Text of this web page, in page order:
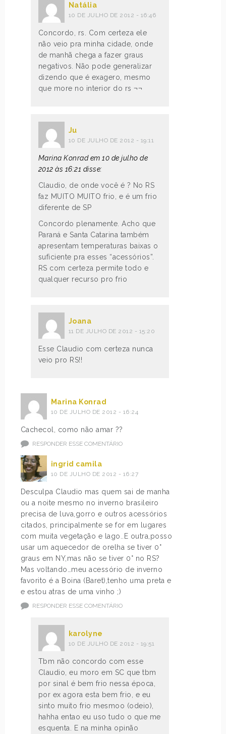
Natália
10 DE JULHO DE 2012 - 16:46
Concordo, rs. Com certeza ele
não veio pra minha cidade, onde
de manhã chega a fazer graus
negativos. Não pode generalizar
dizendo que é exagero, mesmo
que more no interior do rs ¬¬
Ju
10 DE JULHO DE 2012 - 19:11
Marina Konrad em 10 de julho de
2012 às 16:21 disse:
Claudio, de onde você é ? No RS
faz MUITO MUITO frio, e é um frio
diferente de SP
Concordo plenamente. Acho que
Paraná e Santa Catarina também
apresentam temperaturas baixas o
suficiente pra esses “acessórios”.
RS com certeza permite todo e
qualquer recurso pro frio
Joana
11 DE JULHO DE 2012 - 15:20
Esse Claudio com certeza nunca
veio pro RS!!
Marina Konrad
10 DE JULHO DE 2012 - 16:24
Cachecol, como não amar ??
RESPONDER ESSE COMENTÁRIO
ingrid camila
10 DE JULHO DE 2012 - 16:27
Desculpa Claudio mas quem sai de manha
ou a noite mesmo no inverno brasileiro
precisa de luva,gorro e outros acessórios
citados, principalmente se for em lugares
com muita vegetação e lago..E outra,posso
usar um aquecedor de orelha se tiver 0°
graus em NY,mas não se tiver 0° no RS?
Mas voltando…meu acessório de inverno
favorito é a Boina (Baret),tenho uma preta e
e estou atras de uma vinho ;)
RESPONDER ESSE COMENTÁRIO
karolyne
10 DE JULHO DE 2012 - 19:51
Tbm não concordo com esse
Claudio, eu moro em SC que tbm
por sinal é bem frio nessa época,
por ex agora esta bem frio, e eu
sinto muito frio mesmoo (odeio),
hahha entao eu uso tudo o que me
esquenta. E na minha opinão